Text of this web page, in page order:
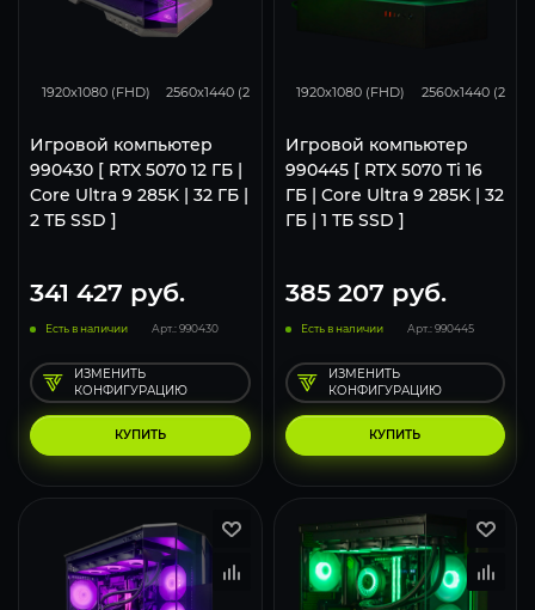
1920x1080 (FHD) 2560x1440 (2K) 3840x2160 (4K)
Игровой компьютер
990430 [ RTX 5070 12 ГБ |
Core Ultra 9 285K | 32 ГБ |
2 ТБ SSD ]
341 427 руб.
Есть в наличии Арт.: 990430
КУПИТЬ
ИЗМЕНИТЬ
КОНФИГУРАЦИЮ
1920x1080 (FHD) 2560x1440 (2K)
Игровой компьютер
990445 [ RTX 5070 Ti 16
ГБ | Core Ultra 9 285K | 32
ГБ | 1 ТБ SSD ]
385 207 руб.
Есть в наличии Арт.: 990445
КУПИТЬ
ИЗМЕНИТЬ
КОНФИГУРАЦИЮ